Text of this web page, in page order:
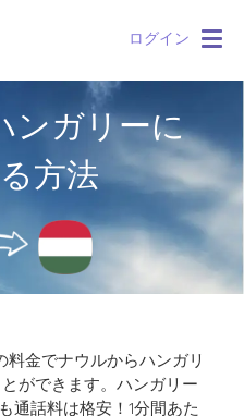
ログイン
ンガリーに
方法
金でナウルからハンガリ
ができます。 ハンガリー
通話料は格安！1分間あた